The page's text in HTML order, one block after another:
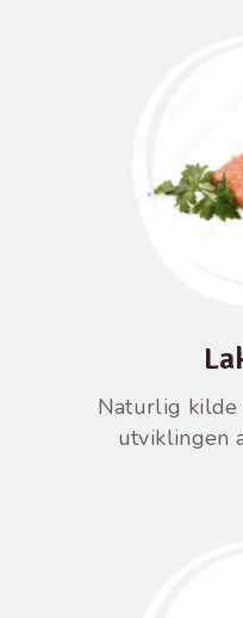
Naturlig
utviklingen